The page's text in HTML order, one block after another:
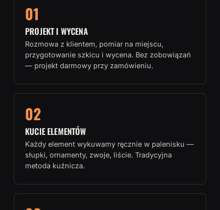
01
PROJEKT I WYCENA
Rozmowa z klientem, pomiar na miejscu,
przygotowanie szkicu i wycena. Bez zobowiązań
— projekt darmowy przy zamówieniu.
02
KUCIE ELEMENTÓW
Każdy element wykuwamy ręcznie w palenisku —
słupki, ornamenty, zwoje, liście. Tradycyjna
metoda kuźnicza.